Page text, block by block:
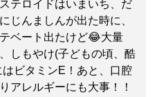
テロイドはいまいち、だ
じんましんが出た時に、
ベート出たけど😂大量
しもやけ(子どもの頃、酷
ビタミンE！あと、口腔
アレルギーにも大事！！